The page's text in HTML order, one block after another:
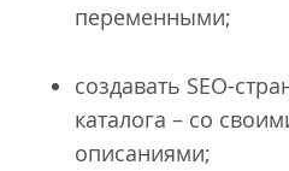
переменными;
создавать SEO-
каталога – со
описаниями;